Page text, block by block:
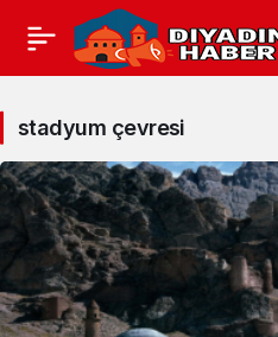
stadyum
çevresi
Haberleri
stadyum çevresi